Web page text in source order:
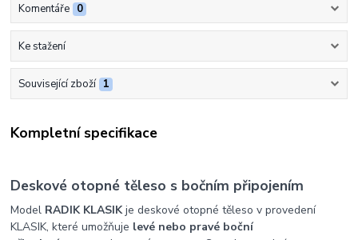
Komentáře 0
Ke stažení
Související zboží 1
Kompletní specifikace
Deskové otopné těleso s bočním připojením
Model RADIK KLASIKje deskové otopné těleso v provedení
KLASIK, které umožňuje levé nebo pravé boční